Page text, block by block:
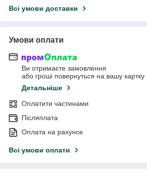
Всі умови доставки
Умови оплати
Ви отримаєте замовлення
або гроші повернуться на вашу картку
Детальніше
Оплатити частинами
Післяплата
Оплата на рахунок
Всі умови оплати